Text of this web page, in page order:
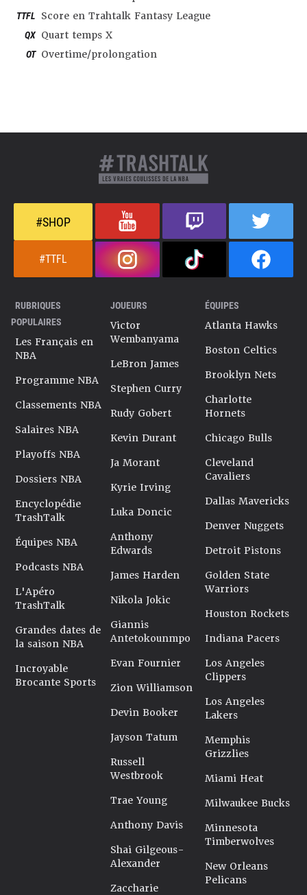
TTFL Score en Trahtalk Fantasy League
QX Quart temps X
OT Overtime/prolongation
#SHOP
#TTFL
RUBRIQUES
POPULAIRES
Les Français en
NBA
Programme NBA
Classements NBA
Salaires NBA
Playoffs NBA
Dossiers NBA
Encyclopédie
TrashTalk
Équipes NBA
Podcasts NBA
L'Apéro
TrashTalk
Grandes dates de
la saison NBA
Incroyable
Brocante Sports
JOUEURS
Victor
Wembanyama
LeBron James
Stephen Curry
Rudy Gobert
Kevin Durant
Ja Morant
Kyrie Irving
Luka Doncic
Anthony
Edwards
James Harden
Nikola Jokic
Giannis
Antetokounmpo
Evan Fournier
Zion Williamson
Devin Booker
Jayson Tatum
Russell
Westbrook
Trae Young
Anthony Davis
Shai Gilgeous-
Alexander
Zaccharie
ÉQUIPES
Atlanta Hawks
Boston Celtics
Brooklyn Nets
Charlotte
Hornets
Chicago Bulls
Cleveland
Cavaliers
Dallas Mavericks
Denver Nuggets
Detroit Pistons
Golden State
Warriors
Houston Rockets
Indiana Pacers
Los Angeles
Clippers
Los Angeles
Lakers
Memphis
Grizzlies
Miami Heat
Milwaukee Bucks
Minnesota
Timberwolves
New Orleans
Pelicans